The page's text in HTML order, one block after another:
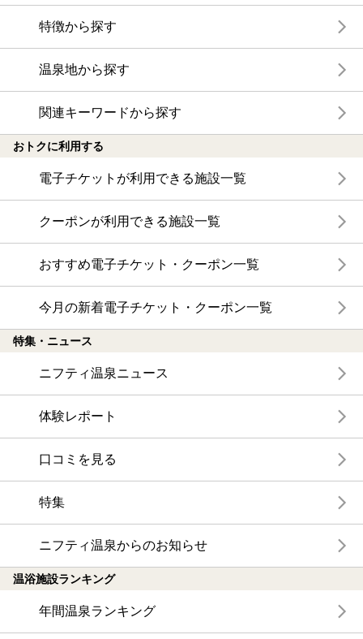
特徴から探す
温泉地から探す
関連キーワードから探す
おトクに利用する
電子チケットが利用できる施設一覧
クーポンが利用できる施設一覧
おすすめ電子チケット・クーポン一覧
今月の新着電子チケット・クーポン一覧
特集・ニュース
ニフティ温泉ニュース
体験レポート
口コミを見る
特集
ニフティ温泉からのお知らせ
温浴施設ランキング
年間温泉ランキング